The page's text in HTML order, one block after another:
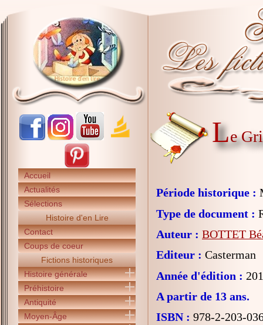
Accueil
Actualités
Sélections
Histoire d'en Lire
Contact
Coups de coeur
Fictions historiques
Histoire générale
Préhistoire
Antiquité
Moyen-Âge
Le
Période historique :
Type de document :
Auteur : BOTTET
Editeur : Casterman
Année d'édition :
A partir de 13 ans.
ISBN : 978-2-203-